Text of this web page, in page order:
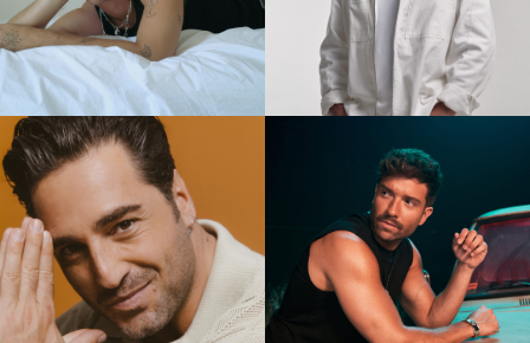
Henry Semler Andrés Suárez